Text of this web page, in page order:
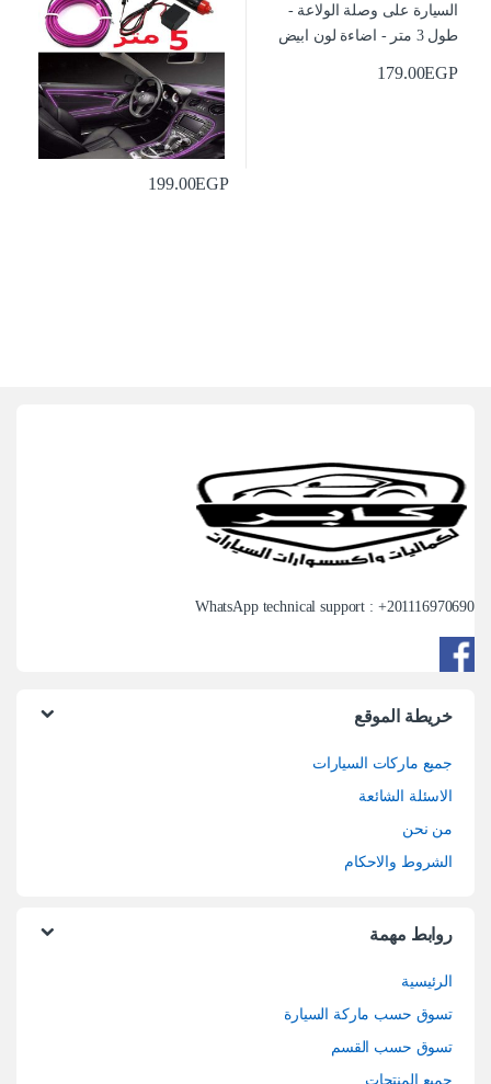
179.00EGP
199.00EGP
WhatsApp technical support : +201116970690
خريطة الموقع
جميع ماركات السيارات
الاسئلة الشائعة
من نحن
الشروط والاحكام
روابط مهمة
الرئيسية
تسوق حسب ماركة السيارة
تسوق حسب القسم
جميع المنتجات